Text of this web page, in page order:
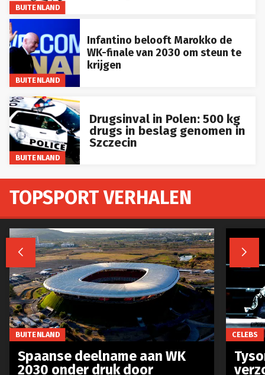
BUITENLAND
BUITENLAND
Infantino belooft Marokko de
WK-finale van 2030 om steun te
krijgen
BUITENLAND
Drugsinval in Polen: 500 kg
drugs in beslag genomen in
Szczecin
TOPSPORT VERHALEN
 
BUITENLAND
Spaanse deelname aan WK
2030 onder druk door
CELEBS